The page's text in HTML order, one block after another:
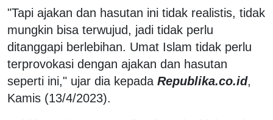
"Tapi ajakan dan hasutan ini tidak realistis, tidak
mungkin bisa terwujud, jadi tidak perlu
ditanggapi berlebihan. Umat Islam tidak perlu
terprovokasi dengan ajakan dan hasutan
seperti ini," ujar dia kepada Republika.co.id,
Kamis (13/4/2023).